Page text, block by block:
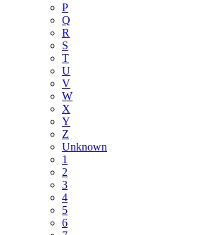
P
Q
R
S
T
U
V
W
X
Y
Z
Unknown
1
2
3
4
5
6